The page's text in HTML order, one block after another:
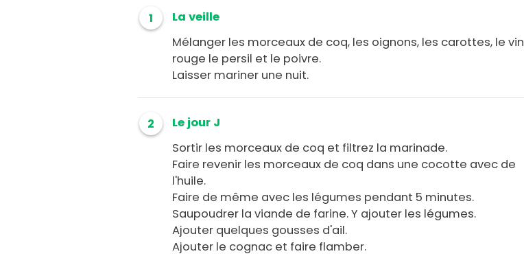
1
La veille
Mélanger les morceaux de coq, les oignons, les carottes, le vin
rouge le persil et le poivre.
Laisser mariner une nuit.
2
Le jour J
Sortir les morceaux de coq et filtrez la marinade.
Faire revenir les morceaux de coq dans une cocotte avec de
l'huile.
Faire de même avec les légumes pendant 5 minutes.
Saupoudrer la viande de farine. Y ajouter les légumes.
Ajouter quelques gousses d'ail.
Ajouter le cognac et faire flamber.